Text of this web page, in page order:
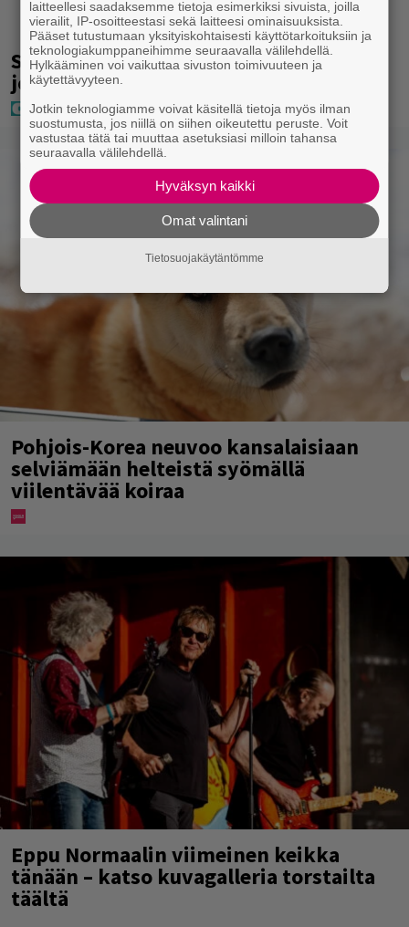
Seiska: Laulaja Frederik lyttäsi Eput –
johan oli taas kielen käyttöä
Pohjois-Korea neuvoo kansalaisiaan
selviämään helteistä syömällä
viilentävää koiraa
Eppu Normaalin viimeinen keikka
tänään – katso kuvagalleria torstailta
täältä
laitteellesi saadaksemme tietoja esimerkiksi sivuista, joilla
vierailit, IP-osoitteestasi sekä laitteesi ominaisuuksista.
Pääset tutustumaan yksityiskohtaisesti käyttötarkoituksiin ja
teknologiakumppaneihimme seuraavalla välilehdellä.
Hylkääminen voi vaikuttaa sivuston toimivuuteen ja
käytettävyyteen.
Jotkin teknologiamme voivat käsitellä tietoja myös ilman
suostumusta, jos niillä on siihen oikeutettu peruste. Voit
vastustaa tätä tai muuttaa asetuksiasi milloin tahansa
seuraavalla välilehdellä.
Hyväksyn kaikki
Omat valintani
Tietosuojakäytäntömme